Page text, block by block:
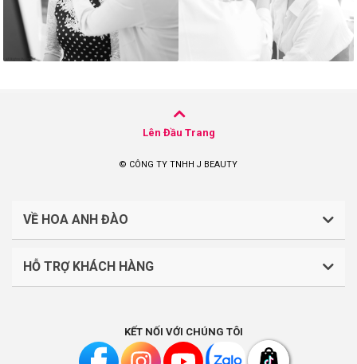
Lên Đầu Trang
© CÔNG TY TNHH J BEAUTY
VỀ HOA ANH ĐÀO
CÔNG TY TNHH J BEAUTY
Liên hệ: (028).7303.9118
HỖ TRỢ KHÁCH HÀNG
Chính sách vận chuyển, giao nhận
KẾT NỐI VỚI CHÚNG TÔI